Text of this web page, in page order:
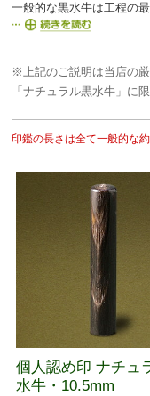
※上記のご説明は当店の
「ナチュラル黒水牛」に
印鑑の長さは全て一般的な約
個人認め印 ナチュ
水牛・10.5mm